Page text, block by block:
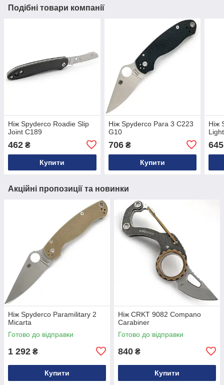
Подібні товари компанії
Ніж Spyderco Roadie Slip
Joint C189
462 ₴
Купити
Ніж Spyderco Para 3 C223
G10
706₴
Купити
Ніж
645
Акційні пропозиції та новинки
Ніж Spyderco Paramilitary 2
Micarta
Готово до відправки
1 292 ₴
Купити
Ніж CRKT 9082 Compano
Carabiner
Готово до відправки
840 ₴
Купити